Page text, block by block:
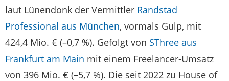
laut Lünendonk der Vermittler Randstad
Professional aus München, vormals Gulp, mit
424,4 Mio. € (–0,7 %). Gefolgt von SThree aus
Frankfurt am Main mit einem Freelancer-Umsatz
von 396 Mio. € (–5,7 %). Die seit 2022 zu House of